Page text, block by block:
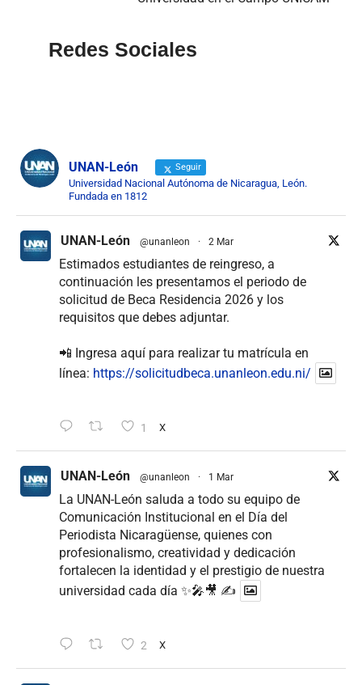
Redes Sociales
UNAN-León Seguir
Universidad Nacional Autónoma de Nicaragua, León.
Fundada en 1812
UNAN-León @unanleon · 2 Mar
Estimados estudiantes de reingreso, a
continuación les presentamos el periodo de
solicitud de Beca Residencia 2026 y los
requisitos que debes adjuntar.
📲 Ingresa aquí para realizar tu matrícula en
línea: https://solicitudbeca.unanleon.edu.ni/
1 X
UNAN-León @unanleon · 1 Mar
La UNAN-León saluda a todo su equipo de
Comunicación Institucional en el Día del
Periodista Nicaragüense, quienes con
profesionalismo, creatividad y dedicación
fortalecen la identidad y el prestigio de nuestra
universidad cada día ✨🎤🎥 ✍
2 X